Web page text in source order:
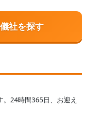
社を探す
。24時間365日、お迎え